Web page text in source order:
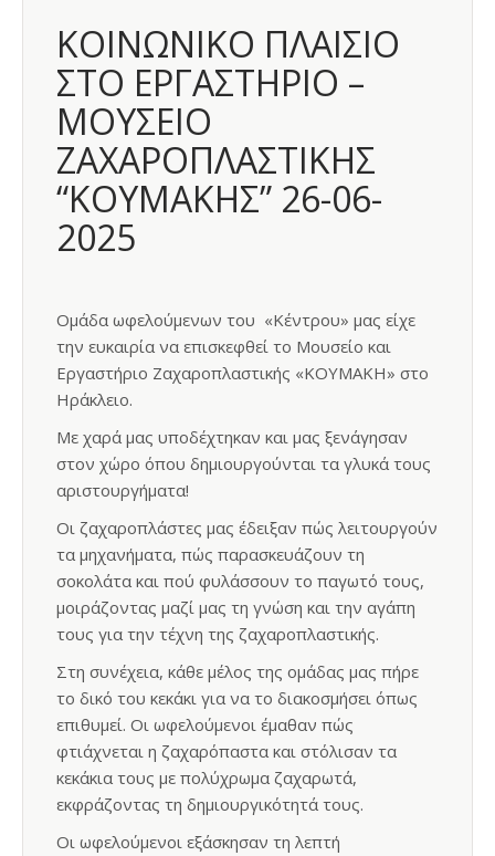
ΚΟΙΝΩΝΙΚΟ ΠΛΑΙΣΙΟ
ΣΤΟ ΕΡΓΑΣΤΗΡΙΟ –
ΜΟΥΣΕΙΟ
ΖΑΧΑΡΟΠΛΑΣΤΙΚΗΣ
“ΚΟΥΜΑΚΗΣ” 26-06-
2025
Ομάδα ωφελούμενων του «Κέντρου» μας είχε
την ευκαιρία να επισκεφθεί το Μουσείο και
Εργαστήριο Ζαχαροπλαστικής «ΚΟΥΜΑΚΗ» στο
Ηράκλειο.
Με χαρά μας υποδέχτηκαν και μας ξενάγησαν
στον χώρο όπου δημιουργούνται τα γλυκά τους
αριστουργήματα!
Οι ζαχαροπλάστες μας έδειξαν πώς λειτουργούν
τα μηχανήματα, πώς παρασκευάζουν τη
σοκολάτα και πού φυλάσσουν το παγωτό τους,
μοιράζοντας μαζί μας τη γνώση και την αγάπη
τους για την τέχνη της ζαχαροπλαστικής.
Στη συνέχεια, κάθε μέλος της ομάδας μας πήρε
το δικό του κεκάκι για να το διακοσμήσει όπως
επιθυμεί. Οι ωφελούμενοι έμαθαν πώς
φτιάχνεται η ζαχαρόπαστα και στόλισαν τα
κεκάκια τους με πολύχρωμα ζαχαρωτά,
εκφράζοντας τη δημιουργικότητά τους.
Οι ωφελούμενοι εξάσκησαν τη λεπτή